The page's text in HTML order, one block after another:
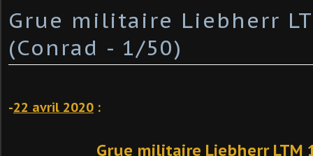
Grue militaire Liebherr
(Conrad - 1/50)
-22 avril 2020 :
Grue militaire Liebherr LTM